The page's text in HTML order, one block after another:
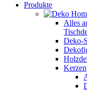
Produkte
Alles
Deko-
Kerzen